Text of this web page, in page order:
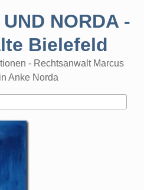
NORDA -
Bielefeld
- Rechtsanwalt Marcus
Anke Norda